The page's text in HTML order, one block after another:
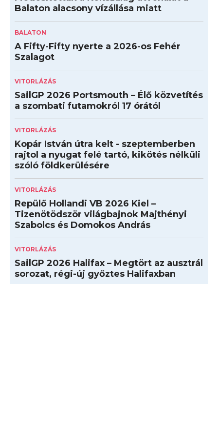
Balaton alacsony vízállása miatt
BALATON
A Fifty-Fifty nyerte a 2026-os Fehér
Szalagot
VITORLÁZÁS
SailGP 2026 Portsmouth – Élő közvetítés
a szombati futamokról 17 órától
VITORLÁZÁS
Kopár István útra kelt - szeptemberben
rajtol a nyugat felé tartó, kikötés nélküli
szóló földkerülésére
VITORLÁZÁS
Repülő Hollandi VB 2026 Kiel –
Tizenötödször világbajnok Majthényi
Szabolcs és Domokos András
VITORLÁZÁS
SailGP 2026 Halifax – Megtört az ausztrál
sorozat, régi-új győztes Halifaxban